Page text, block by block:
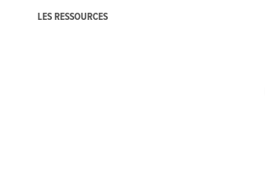
LES RESSOURCES